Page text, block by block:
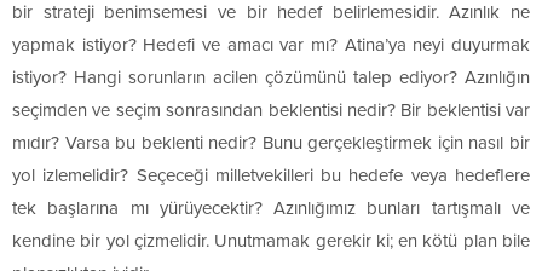
bir strateji benimsemesi ve bir hedef belirlemesidir. Azınlık ne
yapmak istiyor? Hedefi ve amacı var mı? Atina’ya neyi duyurmak
istiyor? Hangi sorunların acilen çözümünü talep ediyor? Azınlığın
seçimden ve seçim sonrasından beklentisi nedir? Bir beklentisi var
mıdır? Varsa bu beklenti nedir? Bunu gerçekleştirmek için nasıl bir
yol izlemelidir? Seçeceği milletvekilleri bu hedefe veya hedeflere
tek başlarına mı yürüyecektir? Azınlığımız bunları tartışmalı ve
kendine bir yol çizmelidir. Unutmamak gerekir ki; en kötü plan bile